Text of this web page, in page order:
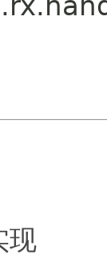
现